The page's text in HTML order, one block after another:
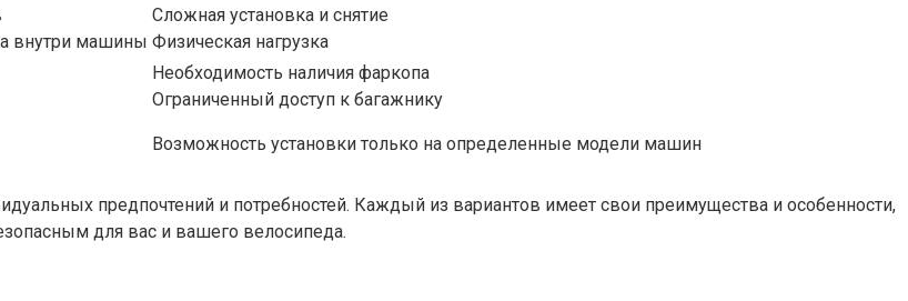
внутри машины
Сложная установка и снятие
Физическая нагрузка
Необходимость наличия фаркопа
Ограниченный доступ к багажнику
Возможность установки только на определенные модели машин
предпочтений и потребностей. Каждый из вариантов имеет свои преимущества и особенности,
для вас и вашего велосипеда.